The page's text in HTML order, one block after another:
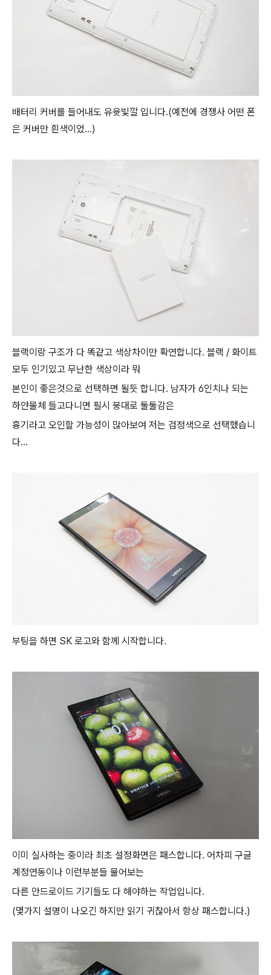
배터리 커버를 들어내도 유윳빛깔 입니다.(예전에 경쟁사 어떤 폰
은 커버만 흰색이었...)
블랙이랑 구조가 다 똑같고 색상차이만 확연합니다. 블랙 / 화이트
모두 인기있고 무난한 색상이라 뭐
본인이 좋은것으로 선택하면 될듯 합니다. 남자가 6인치나 되는
하얀물체 들고다니면 필시 붕대로 둘둘감은
흉기라고 오인할 가능성이 많아보여 저는 검정색으로 선택했습니
다...
부팅을 하면 SK 로고와 함께 시작합니다.
이미 실사하는 중이라 최초 설정화면은 패스합니다. 어차피 구글
계정연동이나 이런부분들 물어보는
다른 안드로이드 기기들도 다 해야하는 작업입니다.
(몇가지 설명이 나오긴 하지만 읽기 귀찮아서 항상 패스합니다.)